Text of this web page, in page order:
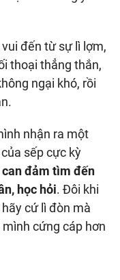
đến từ sự lì lợm,
thoại thẳng thắn,
ngại khó, rồi
nhận ra một
sếp cực kỳ
can đảm tìm đến
học hỏi. Đôi khi
cứ lì đòn mà
cứng cáp hơn